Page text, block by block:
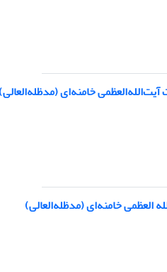
خامنه‌ای
العظمی خامنه‌ای (مدظله‌العالی)